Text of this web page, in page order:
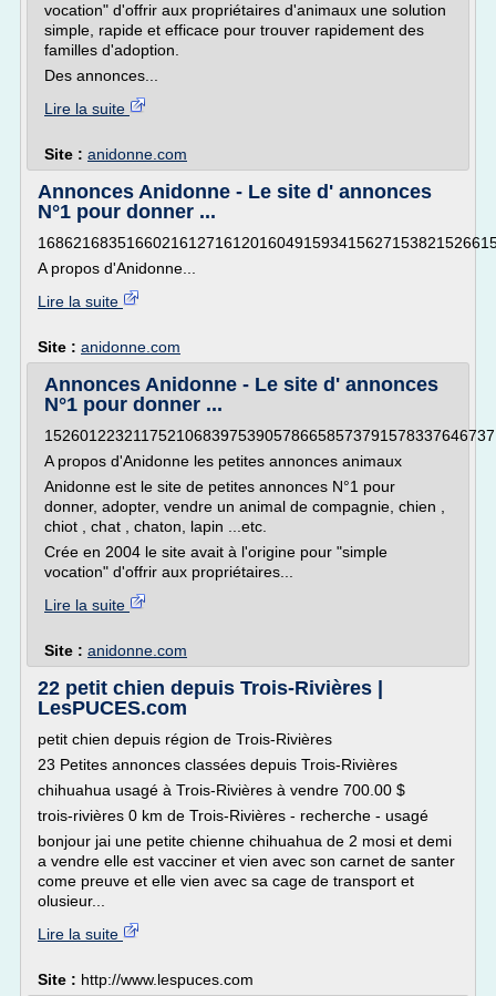
vocation" d'offrir aux propriétaires d'animaux une solution
simple, rapide et efficace pour trouver rapidement des
familles d'adoption.
Des annonces...
Lire la suite
Site : anidonne.com
Annonces Anidonne - Le site d' annonces
N°1 pour donner ...
A propos d'Anidonne...
Lire la suite
Site : anidonne.com
Annonces Anidonne - Le site d' annonces
N°1 pour donner ...
A propos d'Anidonne les petites annonces animaux
Anidonne est le site de petites annonces N°1 pour
donner, adopter, vendre un animal de compagnie, chien ,
chiot , chat , chaton, lapin ...etc.
Crée en 2004 le site avait à l'origine pour "simple
vocation" d'offrir aux propriétaires...
Lire la suite
Site : anidonne.com
22 petit chien depuis Trois-Rivières |
LesPUCES.com
petit chien depuis région de Trois-Rivières
23 Petites annonces classées depuis Trois-Rivières
chihuahua usagé à Trois-Rivières à vendre 700.00 $
trois-rivières 0 km de Trois-Rivières - recherche - usagé
bonjour jai une petite chienne chihuahua de 2 mosi et demi
a vendre elle est vacciner et vien avec son carnet de santer
come preuve et elle vien avec sa cage de transport et
olusieur...
Lire la suite
Site : http://www.lespuces.com